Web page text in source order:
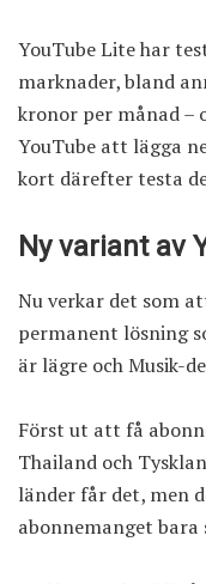
YouTube Lite har
marknader, bland
kronor per månad –
YouTube att lägga
kort därefter testa
Ny variant av
Nu verkar det som
permanent lösning
är lägre och Musik-
Först ut att få
Thailand och
länder får det, men
abonnemanget